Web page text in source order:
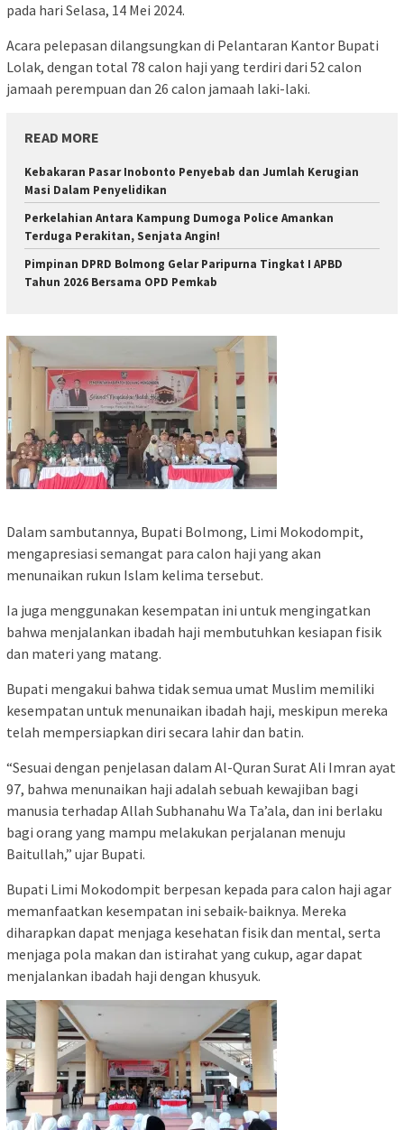
pada hari Selasa, 14 Mei 2024.
Acara pelepasan dilangsungkan di Pelantaran Kantor Bupati
Lolak, dengan total 78 calon haji yang terdiri dari 52 calon
jamaah perempuan dan 26 calon jamaah laki-laki.
READ MORE
Kebakaran Pasar Inobonto Penyebab dan Jumlah Kerugian
Masi Dalam Penyelidikan
Perkelahian Antara Kampung Dumoga Police Amankan
Terduga Perakitan, Senjata Angin!
Pimpinan DPRD Bolmong Gelar Paripurna Tingkat I APBD
Tahun 2026 Bersama OPD Pemkab
Dalam sambutannya, Bupati Bolmong, Limi Mokodompit,
mengapresiasi semangat para calon haji yang akan
menunaikan rukun Islam kelima tersebut.
Ia juga menggunakan kesempatan ini untuk mengingatkan
bahwa menjalankan ibadah haji membutuhkan kesiapan fisik
dan materi yang matang.
Bupati mengakui bahwa tidak semua umat Muslim memiliki
kesempatan untuk menunaikan ibadah haji, meskipun mereka
telah mempersiapkan diri secara lahir dan batin.
“Sesuai dengan penjelasan dalam Al-Quran Surat Ali Imran ayat
97, bahwa menunaikan haji adalah sebuah kewajiban bagi
manusia terhadap Allah Subhanahu Wa Ta’ala, dan ini berlaku
bagi orang yang mampu melakukan perjalanan menuju
Baitullah,” ujar Bupati.
Bupati Limi Mokodompit berpesan kepada para calon haji agar
memanfaatkan kesempatan ini sebaik-baiknya. Mereka
diharapkan dapat menjaga kesehatan fisik dan mental, serta
menjaga pola makan dan istirahat yang cukup, agar dapat
menjalankan ibadah haji dengan khusyuk.